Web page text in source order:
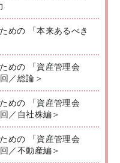
めの 「本来あるべき
めの 「資産管理会
／総論＞
めの 「資産管理会
／自社株編＞
めの 「資産管理会
／不動産編＞